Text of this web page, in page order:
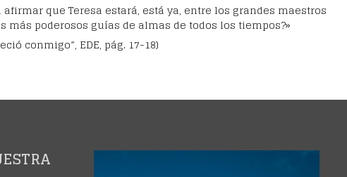
que Teresa estará, está ya, entre los grandes maestros
poderosos guías de almas de todos los tiempos?»
conmigo”, EDE, pág. 17-18)